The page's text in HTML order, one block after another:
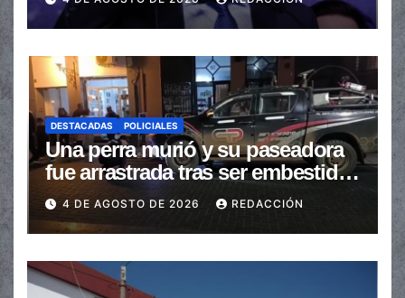
automáticas
DESTACADAS POLICIALES
Una perra murió y su paseadora
fue arrastrada tras ser embestidas
en la senda peatonal
4 DE AGOSTO DE 2026 REDACCIÓN